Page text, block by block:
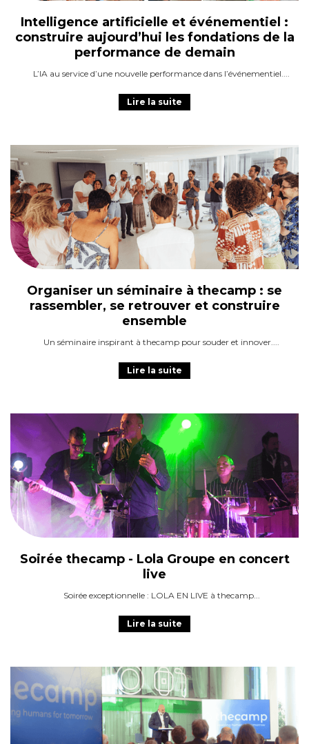
Intelligence artificielle et événementiel :
construire aujourd’hui les fondations de la
performance de demain
L’IA au service d’une nouvelle performance dans l’événementiel.
Lire la suite
Organiser un séminaire à thecamp : se
rassembler, se retrouver et construire
ensemble
Un séminaire inspirant à thecamp pour souder et innover.
Lire la suite
Soirée thecamp - Lola Groupe en concert
live
Soirée exceptionnelle : LOLA EN LIVE à thecamp
Lire la suite